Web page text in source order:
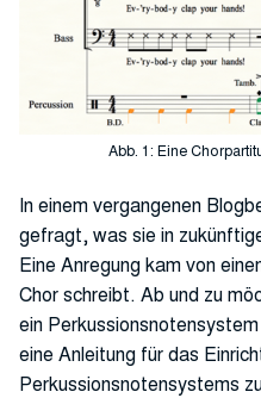
Abb. 1: Eine
In einem vergangenen
gefragt, was sie in
Eine Anregung kam von
Chor schreibt. Ab und zu
ein
eine Anleitung für das
Perkussionsnotensystems